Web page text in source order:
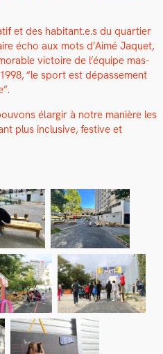
et des habitant.e.s du quarti­er
écho aux mots d’Aimé Jaquet,
vic­toire de l’équipe mas­
“le sport est dépasse­ment
élargir à notre manière les
plus inclu­sive, fes­tive et